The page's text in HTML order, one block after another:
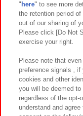
関連会社
プライバシーポリシー
お取引先さま
カスタマーハラスメント
" here" to see more
the retention period
out of our sharing of
Please click [Do Not
exercise your right.
Please note that
preference signals ,
cookies and other
you will be deemed
regardless of the opt-
understand and